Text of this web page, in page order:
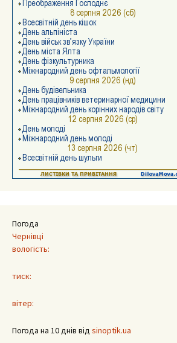
Погода
Чернівці
вологість:
тиск:
вітер:
Погода на 10 днів від sinoptik.ua